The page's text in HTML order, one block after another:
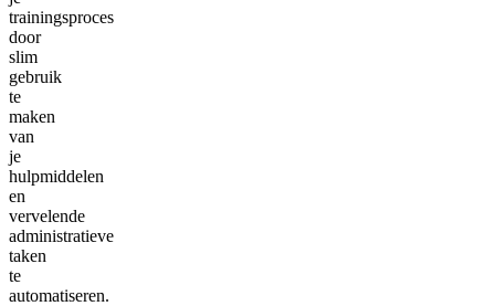
trainingsproces
door
slim
gebruik
te
maken
van
je
hulpmiddelen
en
vervelende
administratieve
taken
te
automatiseren.